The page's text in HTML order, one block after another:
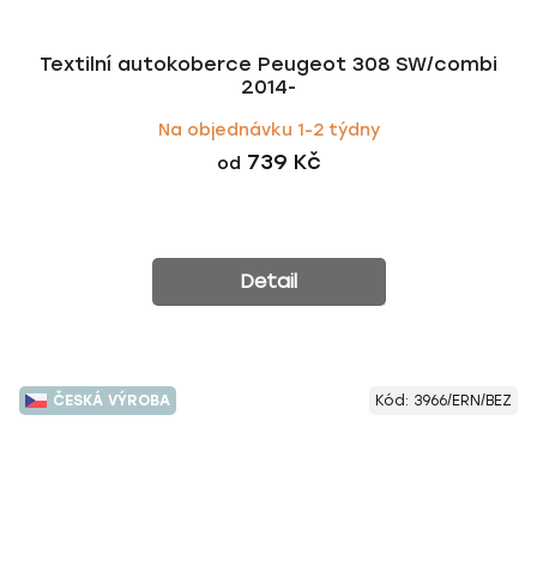
Textilní autokoberce Peugeot 308 SW/combi
2014-
Na objednávku 1-2 týdny
od 739 Kč
Detail
ČESKÁ VÝROBA Kód: 3966/ERN/BEZ